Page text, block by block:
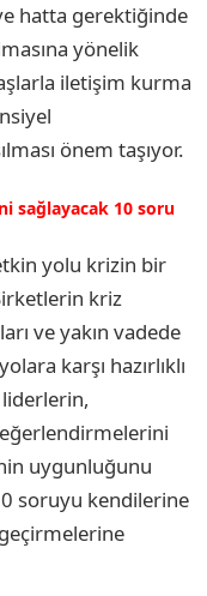
hatta gerektiğinde
yönelik
iletişim kurma
önem taşıyor.
sağlayacak 10 soru
yolu krizin bir
kriz
ve yakın vadede
karşı hazırlıklı
uygunluğunu
soruyu kendilerine